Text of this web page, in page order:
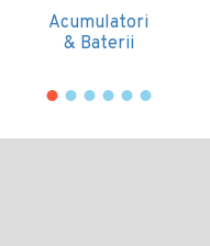
Acumulatori
& Baterii